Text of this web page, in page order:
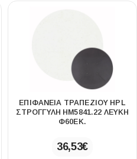
ΕΠΙΦΑΝΕΙΑ ΤΡΑΠΕΖΙΟΥ HPL
ΣΤΡΟΓΓΥΛΗ HM5841.22 ΛΕΥΚΗ
Φ60ΕΚ.
36,53€